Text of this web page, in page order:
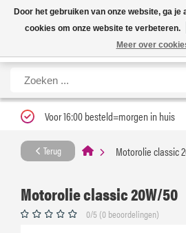
Nieuwe levertijd: 1 tot 3 werkdagen | Nu 25%
Carfume met kortingscode
Voor 16:00 besteld=morgen in huis
Terug Motorolie classic
Motorolie classic 20W/50
0/5 (0 beoordelingen)
Door het gebruiken van onze website, ga
cookies om onze website te verbeteren.
Meer over